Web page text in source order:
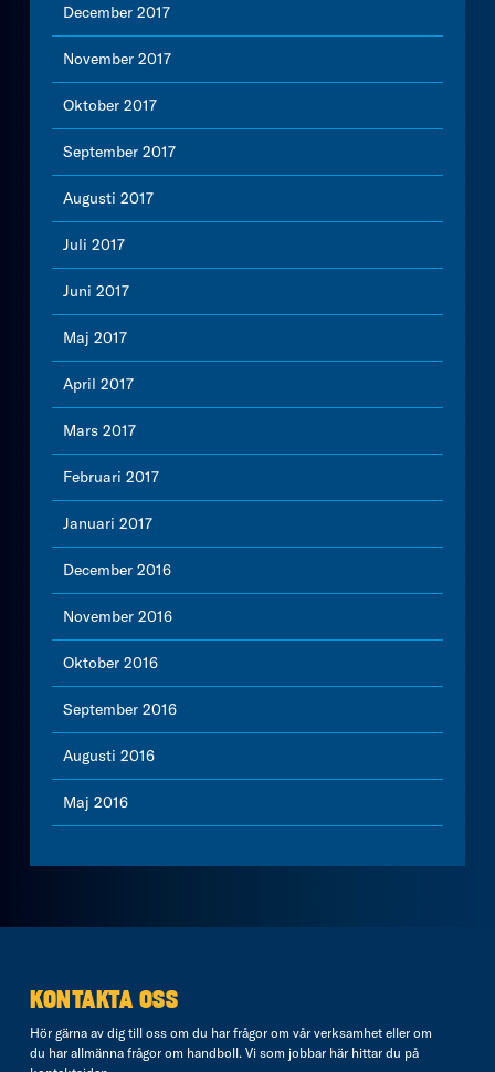
December 2017
November 2017
Oktober 2017
September 2017
Augusti 2017
Juli 2017
Juni 2017
Maj 2017
April 2017
Mars 2017
Februari 2017
Januari 2017
December 2016
November 2016
Oktober 2016
September 2016
Augusti 2016
Maj 2016
KONTAKTA OSS
Hör gärna av dig till oss om du har frågor om vår verksamhet eller om
du har allmänna frågor om handboll. Vi som jobbar här hittar du på